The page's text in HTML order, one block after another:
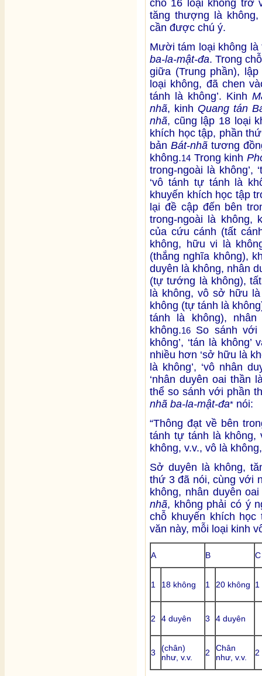
chỗ 16 loại không trở
tăng thượng là không,
cần được chú ý.
Mười tám loại không
ba-la-mật-đa. Trong
giữa (Trung phần),
loại không, đã chen
tánh là không’. Kinh
nhã, kinh Quang tán
nhã, cũng lập 18 loại
khích học tập, phần
bảnBát-nhã tương
không.14 Trong kinh
trong-ngoài là không’,
‘vô tánh tự tánh là
khuyến khích học tập
lại đề cập đến bên
trong-ngoài là không,
của cứu cánh (tất
không, hữu vi là
(thắng nghĩa không),
duyên là không, nhân
(tự tướng là không),
là không, vô sở hữu
không (tự tánh là
tánh là không),
không.16 So sánh với
không’, ‘tán là
nhiều hơn ‘sở hữu là
là không’, ‘vô nhân
‘nhân duyên oai thần
thể so sánh với phần
nhã ba-la-mật-đa* nói:
“Thông đạt về bên
tánh tự tánh là không,
không, v.v., vô là không,
Sở duyên là không,
thứ 3 đã nói, cùng với
không, nhân duyên
nhã, không phải có ý
chỗ khuyến khích
văn này, mỗi loại kinh
A B C
1 18 không 1 20 không 1
2 4 duyên 3 4 duyên
3
(chân)
như, v.v.
2
Chân
như, v.v.
2